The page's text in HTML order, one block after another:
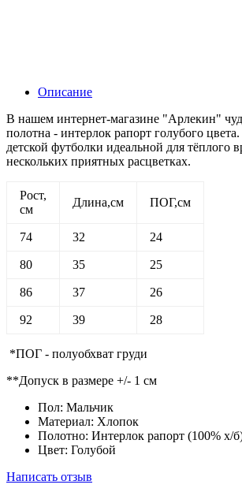
Описание
В нашем интернет-магазине "Арлекин"
полотна - интерлок рапорт голубого
детской футболки идеальной для
нескольких приятных расцветках.
Рост,
см
Длина,см ПОГ,см
74 32 24
80 35 25
86 37 26
92 39 28
*ПОГ - полуобхват груди
**Допуск в размере +/- 1 см
Пол: Мальчик
Материал: Хлопок
Полотно: Интерлок рапорт (100% х/
Цвет: Голубой
Написать отзыв